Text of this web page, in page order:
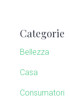
ac
t
h
s
Categorie
Bellezza
Casa
Consumatori